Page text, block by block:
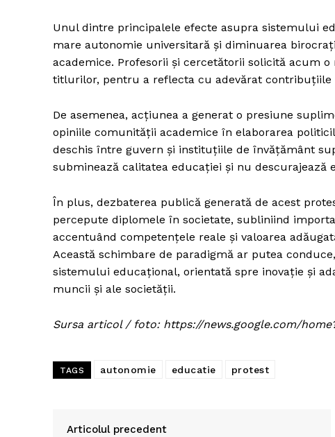
Unul dintre principalele efecte asupra sistemului
mare autonomie universitară și diminuarea
academice. Profesorii și cercetătorii solicită acum
titlurilor, pentru a reflecta cu adevărat contribuțiile
De asemenea, acțiunea a generat o presiune
opiniile comunității academice în elaborarea
deschis între guvern și instituțiile de învățământ
subminează calitatea educației și nu descurajează
În plus, dezbaterea publică generată de acest
percepute diplomele în societate, subliniind
accentuând competențele reale și valoarea
Această schimbare de paradigmă ar putea
sistemului educațional, orientată spre inovație și
muncii și ale societății.
Sursa articol / foto: https://news.google.com/
TAGS autonomie educatie protest
Articolul precedent